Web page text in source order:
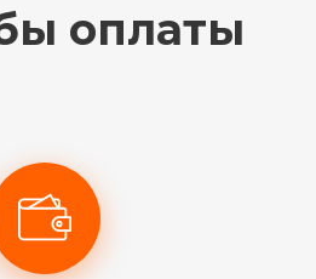
оплаты